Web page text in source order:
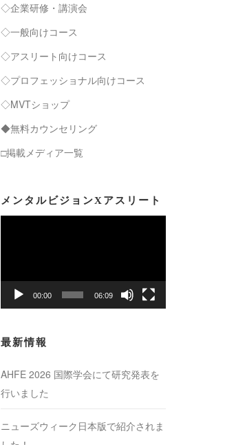
◇企業研修・講演会
◇一般向けコース
◇アスリート向けコース
◇プロフェッショナル向けコース
◇MVTショップ
◆無料カウンセリング
□掲載メディア一覧
メンタルビジョンXアスリート
レ
ー
00:00 06:09
最新情報
AHFE 2026 国際学会にて研究発表を
行いました
ニューズウィーク日本版で紹介されま